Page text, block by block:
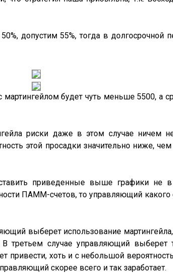
допустим 55%, тогда в долгосрочной
будет чуть меньше 5500, а
риски даже в этом случае ничем
этой просадки значительно ниже,
приведенные выше графики не в
ПАММ-счетов, то управляющий какого
выберет использование
третьем случае управляющий выберет
привести, хоть и с небольшой
скорее всего и так заработает.